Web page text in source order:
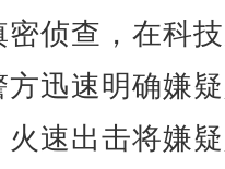
侦查，在科
迅速明确嫌
速出击将嫌